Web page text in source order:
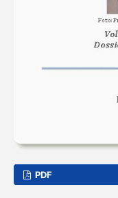
PDF